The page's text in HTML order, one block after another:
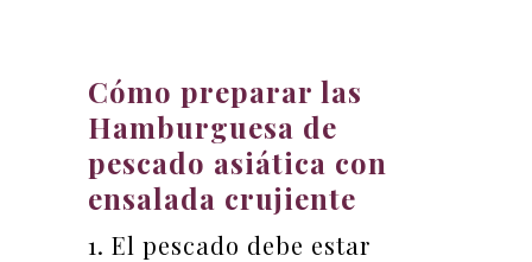
Cómo preparar las
Hamburguesa de
pescado asiática con
ensalada crujiente
1. El pescado debe estar